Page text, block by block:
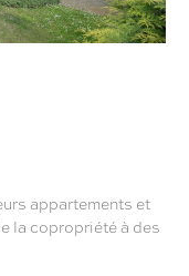
appartements et
la copropriété à des